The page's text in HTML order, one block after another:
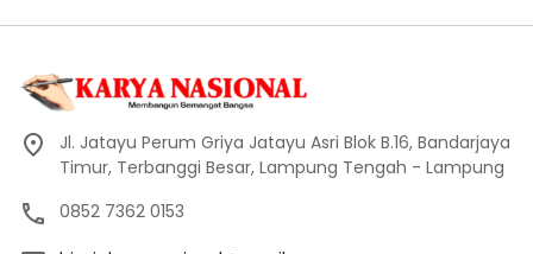
Jl. Jatayu Perum Griya Jatayu Asri Blok B.16, Bandarjaya
Timur, Terbanggi Besar, Lampung Tengah - Lampung
0852 7362 0153